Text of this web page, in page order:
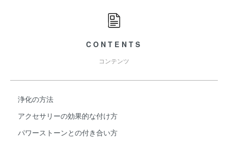
CONTENTS
コンテンツ
浄化の方法
アクセサリーの効果的な付け方
パワーストーンとの付き合い方